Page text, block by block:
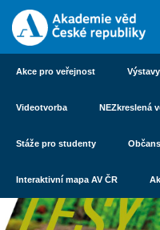
Akce pro veřejnost Výstavy
Videotvorba NEZkreslená
Stáže pro studenty
Interaktivní mapa AV ČR